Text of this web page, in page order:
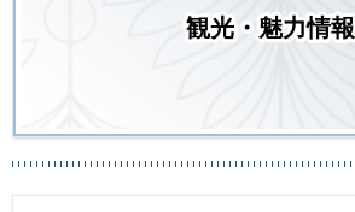
観光・魅力情報